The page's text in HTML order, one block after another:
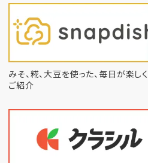
みそ、糀、大豆を使った、毎日が楽し
ご紹介